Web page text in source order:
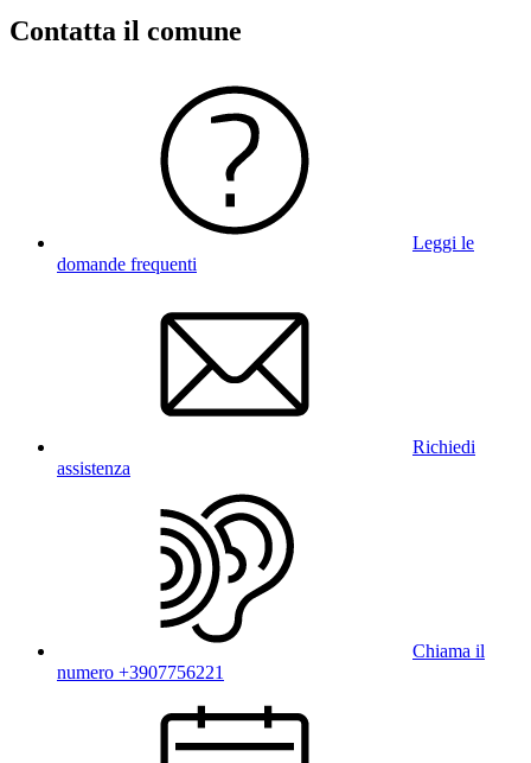
Contatta il comune
Leggi le
domande frequenti
Richiedi
assistenza
Chiama il
numero +3907756221